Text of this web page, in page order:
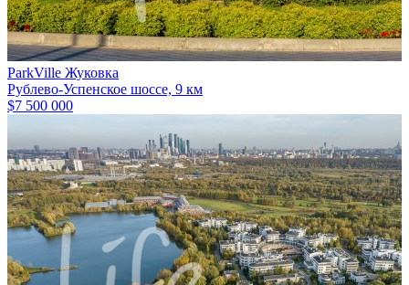
ParkVille Жуковка
Рублево-Успенское шоссе, 9 км
$7 500 000